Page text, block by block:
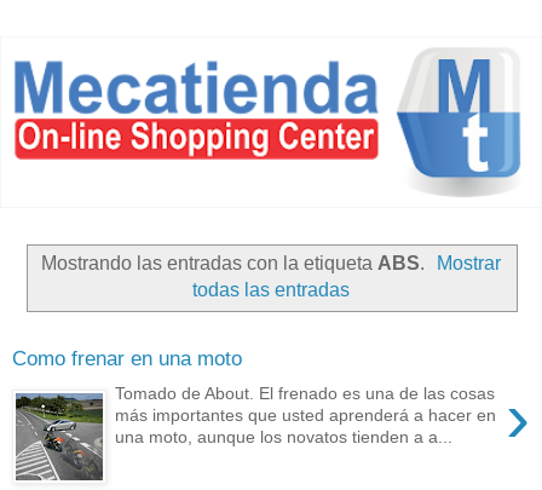
Mostrando las entradas con la etiqueta ABS.
Mostrar
todas las entradas
Como frenar en una moto
›
Tomado de About. El frenado es una de las cosas
más importantes que usted aprenderá a hacer en
una moto, aunque los novatos tienden a a...